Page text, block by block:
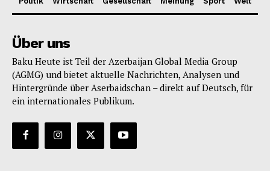
Über uns
Baku Heute ist Teil der Azerbaijan Global Media Group
(AGMG) und bietet aktuelle Nachrichten, Analysen und
Hintergründe über Aserbaidschan – direkt auf Deutsch, für
ein internationales Publikum.